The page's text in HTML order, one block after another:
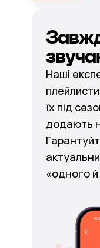
Наші
їх під
додають
«одного